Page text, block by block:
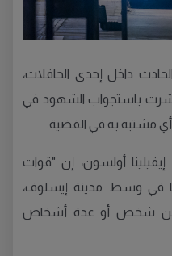
داخل إحدى الحافلات،
باستجواب الشهود في
مشتبه به في القضية.
أولسون، إن "قوات
في وسط مدينة إيسلوف،
عن شخص أو عدة أشخاص